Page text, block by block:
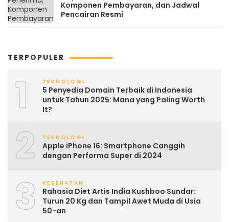
Komponen Pembayaran, dan Jadwal
Pencairan Resmi
TERPOPULER
1 TEKNOLOGI
5 Penyedia Domain Terbaik di Indonesia
untuk Tahun 2025: Mana yang Paling Worth
It?
2 TEKNOLOGI
Apple iPhone 16: Smartphone Canggih
dengan Performa Super di 2024
3 KESEHATAN
Rahasia Diet Artis India Kushboo Sundar:
Turun 20 Kg dan Tampil Awet Muda di Usia
50-an